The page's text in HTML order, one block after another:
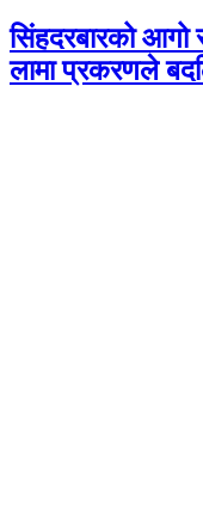
सिंहदरबारको आगो
लामा प्रकरणले